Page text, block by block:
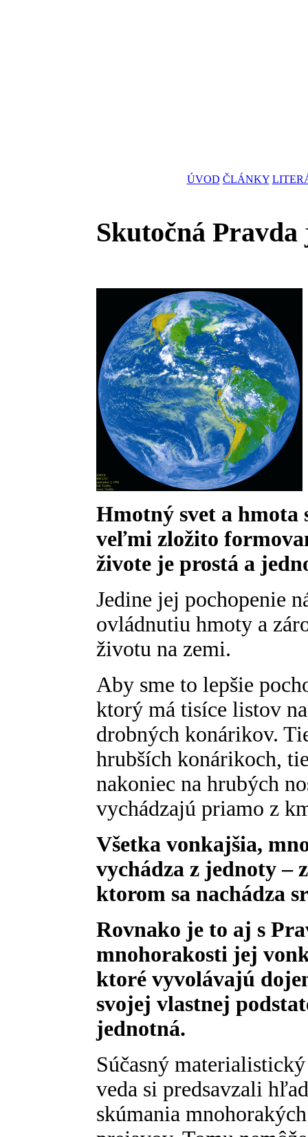
ÚVOD ČLÁNKY
Skutočná
Hmotný svet a hmota
veľmi zložito
živote je prostá a
Jedine jej pochopenie
ovládnutiu hmoty a
životu na zemi.
Aby sme to lepšie
ktorý má tisíce listov
drobných konárikov.
hrubších konárikoch,
nakoniec na hrubých
vychádzajú priamo z
Všetka vonkajšia,
vychádza z jednoty –
ktorom sa nachádza
Rovnako je to aj s
mnohorakosti jej
ktoré vyvolávajú
svojej vlastnej
jednotná.
Súčasný
veda si predsavzali
skúmania